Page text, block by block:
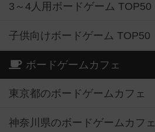
3～4人用ボードゲーム TOP50
子供向けボードゲーム TOP50
ボードゲームカフェ
東京都のボードゲームカフェ
神奈川県のボードゲームカフェ